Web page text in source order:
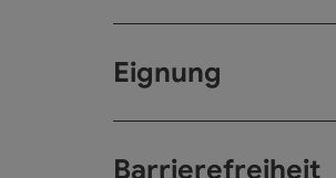
Eignung
Barrierefreiheit